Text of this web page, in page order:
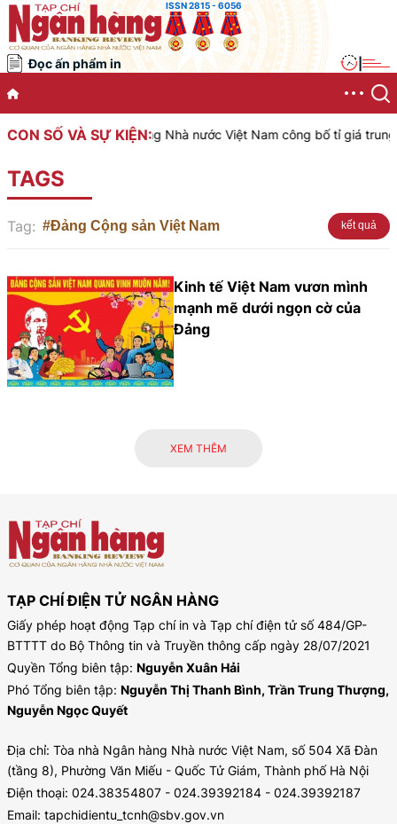
ISSN 2815 - 6056
Đọc ấn phẩm in
CON SỐ VÀ SỰ KIỆN:Ngân hàng Nhà nước Việt Nam công bố tỉ giá trung
TAGS
Tag: #Đảng Cộng sản Việt Nam kết quả
Kinh tế Việt Nam vươn mình
mạnh mẽ dưới ngọn cờ của
Đảng
XEM THÊM
TẠP CHÍ ĐIỆN TỬ NGÂN HÀNG
Giấy phép hoạt động Tạp chí in và Tạp chí điện tử số 484/GP-
BTTTT do Bộ Thông tin và Truyền thông cấp ngày 28/07/2021
Quyền Tổng biên tập: Nguyễn Xuân Hải
Phó Tổng biên tập: Nguyễn Thị Thanh Bình, Trần Trung Thượng,
Nguyễn Ngọc Quyết
Địa chỉ: Tòa nhà Ngân hàng Nhà nước Việt Nam, số 504 Xã Đàn
(tầng 8), Phường Văn Miếu - Quốc Tử Giám, Thành phố Hà Nội
Điện thoại: 024.38354807 - 024.39392184 - 024.39392187
Email: tapchidientu_tcnh@sbv.gov.vn